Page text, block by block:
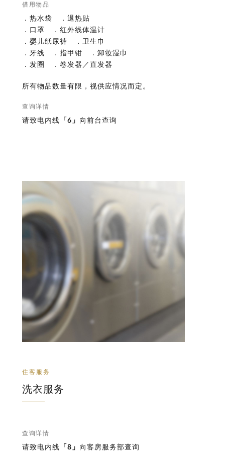
借用物品
．热水袋 ．退热贴
．口罩 ．红外线体温计
．婴儿纸尿裤 ．卫生巾
．牙线 ．指甲钳 ．卸妆湿巾
．发圈 ．卷发器／直发器
所有物品数量有限，视供应情况而定。
查询详情
请致电内线 「6」 向前台查询
住客服务
洗衣服务
查询详情
请致电内线 「8」 向客房服务部查询